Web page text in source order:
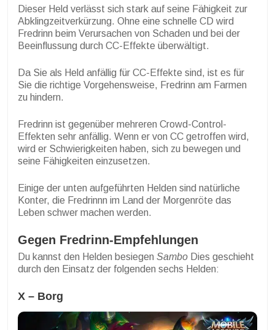
Dieser Held verlässt sich stark auf seine Fähigkeit zur
Abklingzeitverkürzung. Ohne eine schnelle CD wird
Fredrinn beim Verursachen von Schaden und bei der
Beeinflussung durch CC-Effekte überwältigt.
Da Sie als Held anfällig für CC-Effekte sind, ist es für
Sie die richtige Vorgehensweise, Fredrinn am Farmen
zu hindern.
Fredrinn ist gegenüber mehreren Crowd-Control-
Effekten sehr anfällig. Wenn er von CC getroffen wird,
wird er Schwierigkeiten haben, sich zu bewegen und
seine Fähigkeiten einzusetzen.
Einige der unten aufgeführten Helden sind natürliche
Konter, die Fredrinnn im Land der Morgenröte das
Leben schwer machen werden.
Gegen Fredrinn-Empfehlungen
Du kannst den Helden besiegen Sambo Dies geschieht
durch den Einsatz der folgenden sechs Helden:
X – Borg